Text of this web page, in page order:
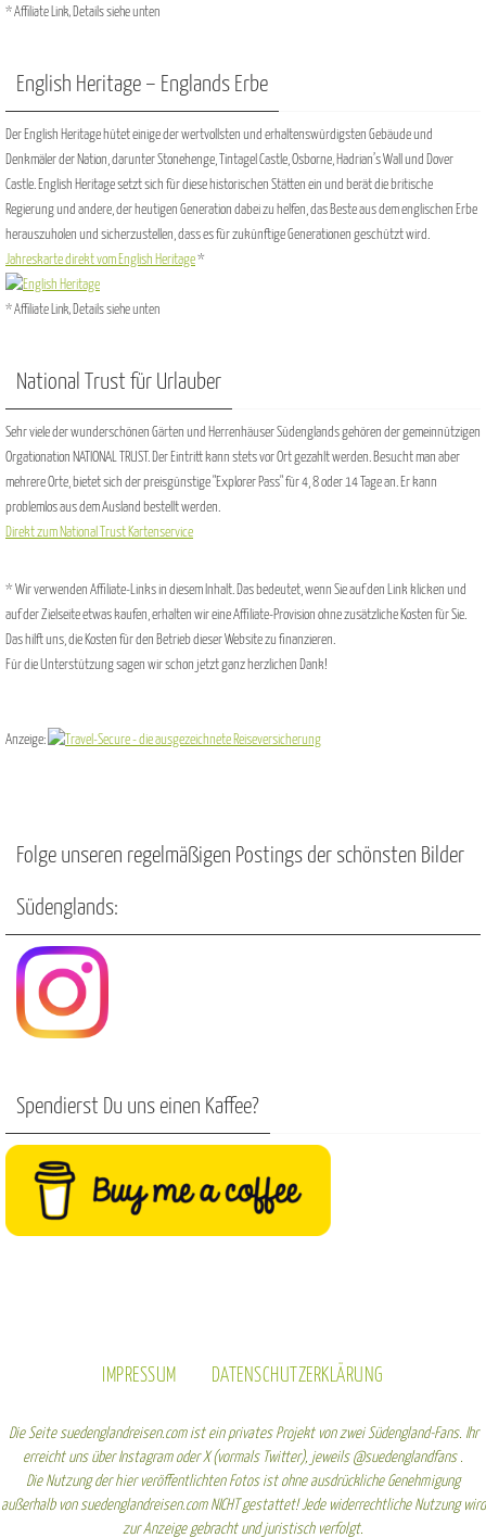
* Affiliate Link, Details siehe unten
English Heritage – Englands Erbe
Der English Heritage hütet einige der wertvollsten und erhaltenswürdigsten Gebäude und
Denkmäler der Nation, darunter Stonehenge, Tintagel Castle, Osborne, Hadrian’s Wall und Dover
Castle. English Heritage setzt sich für diese historischen Stätten ein und berät die britische
Regierung und andere, der heutigen Generation dabei zu helfen, das Beste aus dem englischen Erbe
herauszuholen und sicherzustellen, dass es für zukünftige Generationen geschützt wird.
Jahreskarte direkt vom English Heritage*
* Affiliate Link, Details siehe unten
National Trust für Urlauber
Sehr viele der wunderschönen Gärten und Herrenhäuser Südenglands gehören der gemeinnützigen
Orgationation NATIONAL TRUST. Der Eintritt kann stets vor Ort gezahlt werden. Besucht man aber
mehrere Orte, bietet sich der preisgünstige "Explorer Pass" für 4, 8 oder 14 Tage an. Er kann
problemlos aus dem Ausland bestellt werden.
Direkt zum National Trust Kartenservice
* Wir verwenden Affiliate-Links in diesem Inhalt. Das bedeutet, wenn Sie auf den Link klicken und
auf der Zielseite etwas kaufen, erhalten wir eine Affiliate-Provision ohne zusätzliche Kosten für Sie.
Das hilft uns, die Kosten für den Betrieb dieser Website zu finanzieren.
Für die Unterstützung sagen wir schon jetzt ganz herzlichen Dank!
Anzeige:
Folge unseren regelmäßigen Postings der schönsten Bilder
Südenglands:
Spendierst Du uns einen Kaffee?
IMPRESSUM DATENSCHUTZERKLÄRUNG
Die Seite suedenglandreisen.com ist ein privates Projekt von zwei Südengland-Fans. Ihr
erreicht uns über Instagram oder X (vormals Twitter), jeweils @suedenglandfans .
Die Nutzung der hier veröffentlichten Fotos ist ohne ausdrückliche Genehmigung
außerhalb von suedenglandreisen.com NICHT gestattet! Jede widerrechtliche Nutzung wird
zur Anzeige gebracht und juristisch verfolgt.